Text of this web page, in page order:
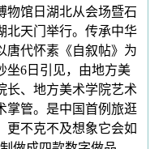
物馆日湖北从会场暨石
北天门举行。传承中华
唐代怀素《自叙帖》为
坐6日引见，由地方美
长、地方美术学院艺术
掌管。是中国首例旅逛
更不克不及想象它会如